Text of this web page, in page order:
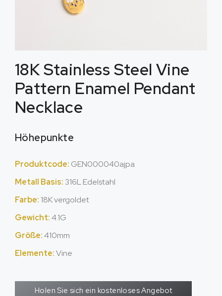
18K Stainless Steel Vine
Pattern Enamel Pendant
Necklace
Höhepunkte
Produktcode: GEN000040ajpa
Metall Basis: 316L Edelstahl
Farbe: 18K vergoldet
Gewicht:4.1G
Größe:410mm
Elemente:Vine
Holen Sie sich ein kostenloses Angebot